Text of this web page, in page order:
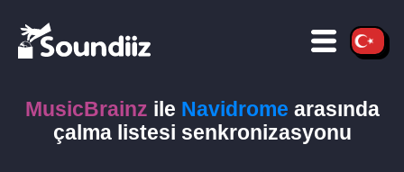
MusicBrainz ile Navidrome arasında
çalma listesi senkronizasyonu